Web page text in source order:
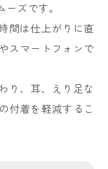
ズです。
間は仕上がりに直
スマートフォンで
り、耳、えり足な
付着を軽減するこ